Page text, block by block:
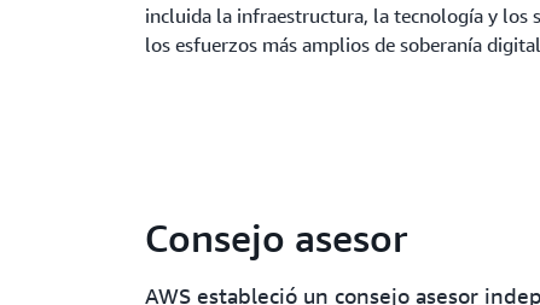
incluida la infraestructura, la tecnología y los
los esfuerzos más amplios de soberanía
Consejo asesor
AWS estableció un consejo asesor